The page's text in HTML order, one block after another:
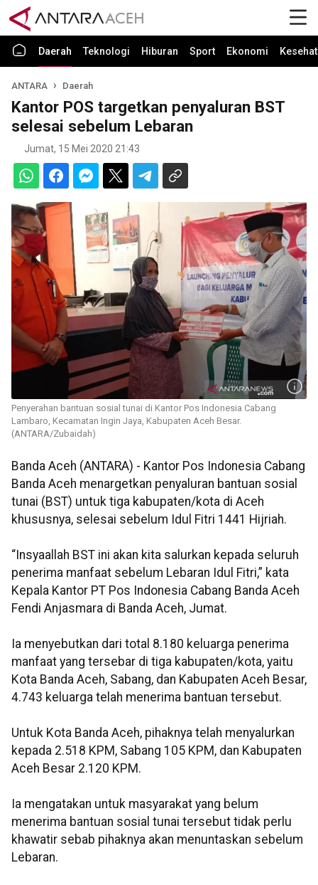
Daerah Teknologi Hiburan Sport Ekonomi
ANTARA Daerah
Kantor POS targetkan penyaluran BST
selesai sebelum Lebaran
Jumat, 15 Mei 2020 21:43
Penyerahan bantuan sosial tunai di Kantor Pos Indonesia Cabang
Lambaro, Kecamatan Ingin Jaya, Kabupaten Aceh Besar.
(ANTARA/Zubaidah)
Banda Aceh (ANTARA) - Kantor Pos Indonesia Cabang
Banda Aceh menargetkan penyaluran bantuan sosial
tunai (BST) untuk tiga kabupaten/kota di Aceh
khususnya, selesai sebelum Idul Fitri 1441 Hijriah.
“Insyaallah BST ini akan kita salurkan kepada seluruh
penerima manfaat sebelum Lebaran Idul Fitri,” kata
Kepala Kantor PT Pos Indonesia Cabang Banda Aceh
Fendi Anjasmara di Banda Aceh, Jumat.
Ia menyebutkan dari total 8.180 keluarga penerima
manfaat yang tersebar di tiga kabupaten/kota, yaitu
Kota Banda Aceh, Sabang, dan Kabupaten Aceh Besar,
4.743 keluarga telah menerima bantuan tersebut.
Untuk Kota Banda Aceh, pihaknya telah menyalurkan
kepada 2.518 KPM, Sabang 105 KPM, dan Kabupaten
Aceh Besar 2.120 KPM.
Ia mengatakan untuk masyarakat yang belum
menerima bantuan sosial tunai tersebut tidak perlu
khawatir sebab pihaknya akan menuntaskan sebelum
Lebaran.